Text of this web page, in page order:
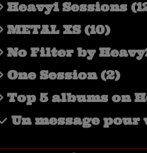
Heavy1 Sessions
METAL XS (10)
No Filter by
One Session (2)
Top 5 albums on
Un message pour